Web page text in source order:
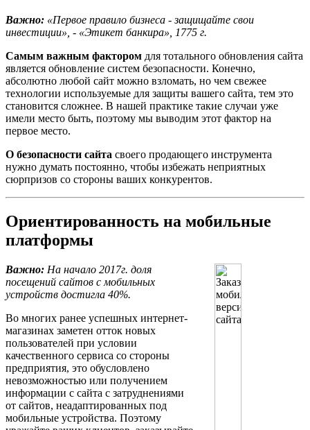
Важно: «Первое правило бизнеса - защищайте свои
инвестиции», - «Этикет банкира», 1775 г.
Самым важным фактором для тотального обновления сайта
является обновление систем безопасности. Конечно,
абсолютно любой сайт можно взломать, но чем свежее
технологии используемые для защиты вашего сайта, тем это
становится сложнее. В нашей практике такие случаи уже
имели место быть, поэтому мы выводим этот фактор на
первое место.
О безопасности сайта своего продающего инструмента
нужно думать постоянно, чтобы избежать неприятных
сюрпризов со стороны ваших конкурентов.
Ориентированность на мобильные
платформы
Важно: На начало 2017г. доля
посещений сайтов с мобильных
устройств достигла 40%.
Во многих ранее успешных интернет-
магазинах заметен отток новых
пользователей при условии
качественного сервиса со стороны
предприятия, это обусловлено
невозможностью или получением
информации с сайта с затруднениями
от сайтов, неадаптированных под
мобильные устройства. Поэтому